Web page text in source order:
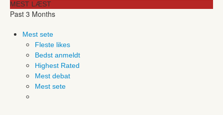
MEST LÆST
Past 3 Months
Mest sete
Fleste likes
Bedst anmeldt
Highest Rated
Mest debat
Mest sete